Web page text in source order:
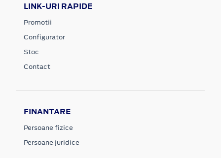
LINK-URI RAPIDE
Promotii
Configurator
Stoc
Contact
FINANTARE
Persoane fizice
Persoane juridice